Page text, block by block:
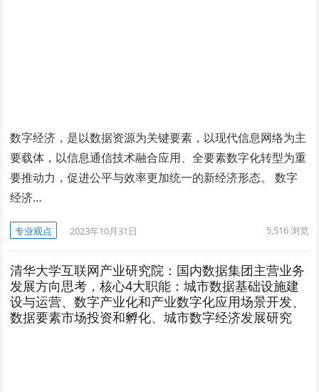
数字经济，是以数据资源为关键要素，以现代信息网络为主
要载体，以信息通信技术融合应用、全要素数字化转型为重
要推动力，促进公平与效率更加统一的新经济形态。 数字
经济…
专业观点 2023年10月31日 5,516浏览
清华大学互联网产业研究院：国内数据集团主营业务
发展方向思考，核心4大职能：城市数据基础设施建
设与运营、数字产业化和产业数字化应用场景开发、
数据要素市场投资和孵化、城市数字经济发展研究